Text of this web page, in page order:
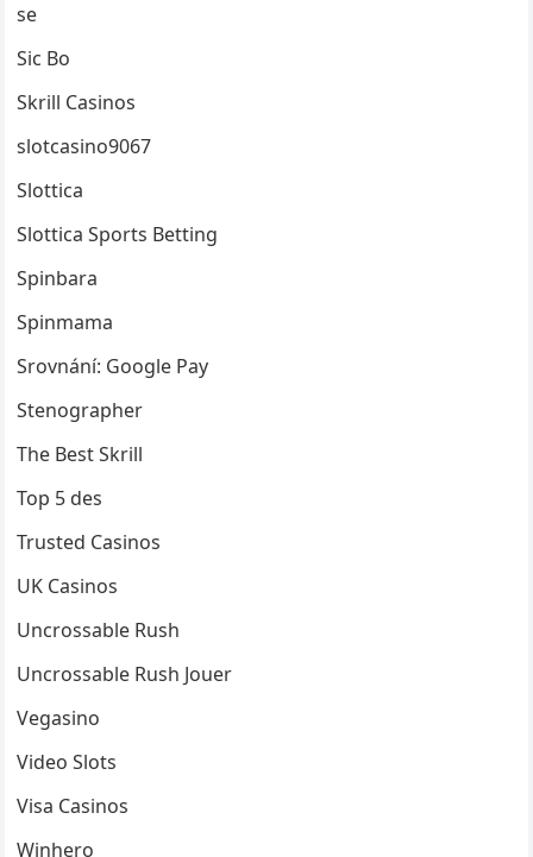
se
Sic Bo
Skrill Casinos
slotcasino9067
Slottica
Slottica Sports Betting
Spinbara
Spinmama
Srovnání: Google Pay
Stenographer
The Best Skrill
Top 5 des
Trusted Casinos
UK Casinos
Uncrossable Rush
Uncrossable Rush Jouer
Vegasino
Video Slots
Visa Casinos
Winhero